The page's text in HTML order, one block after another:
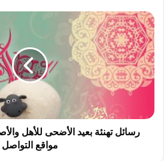
ا
ل
خ
ط
ي
ب
د
ر
س
ا
ئ
ل
ت
ئ
رسائل تهنئة بعيد الأضحى للأهل
مواقع التواصل